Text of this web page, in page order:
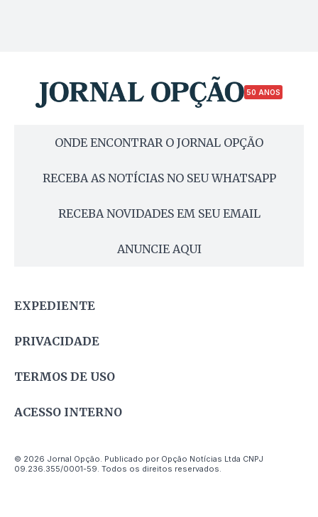
50 ANOS
ONDE ENCONTRAR O JORNAL OPÇÃO
RECEBA AS NOTÍCIAS NO SEU WHATSAPP
RECEBA NOVIDADES EM SEU EMAIL
ANUNCIE AQUI
EXPEDIENTE
PRIVACIDADE
TERMOS DE USO
ACESSO INTERNO
© 2026 Jornal Opção. Publicado por Opção Notícias Ltda CNPJ
09.236.355/0001-59. Todos os direitos reservados.